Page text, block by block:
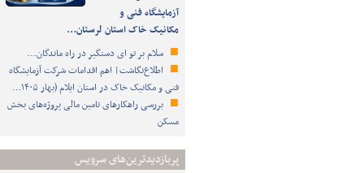
آزمایشگاه فنی و
مکانیک خاک استان لرستان…
سلام بر تو ای دستگیر در راه ماندگان...
اطلاع‌نگاشت| اهم اقدامات شرکت آزمایشگاه
فنی و مکانیک خاک در استان ایلام (بهار ۱۴۰۵…
بررسی راهکارهای تامین مالی پروژه‌های بخش
مسکن
پربازدیدترین‌های سرویس